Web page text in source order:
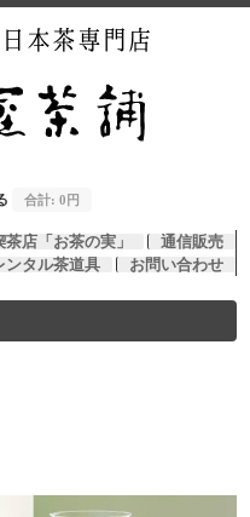
合計: 0円
茶店「お茶の実」
通信販売
ンタル茶道具 お問い合わせ